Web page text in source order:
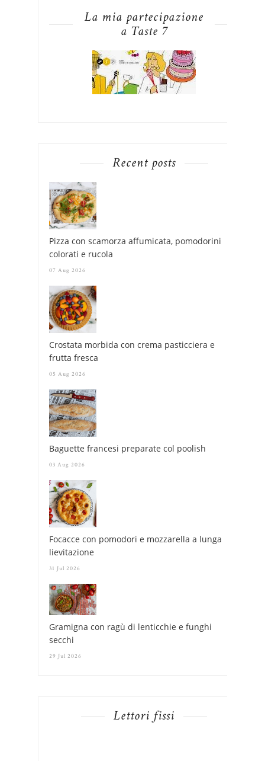
La mia partecipazione
a Taste 7
Recent posts
Pizza con scamorza affumicata, pomodorini
colorati e rucola
07 Aug 2026
Crostata morbida con crema pasticciera e
frutta fresca
05 Aug 2026
Baguette francesi preparate col poolish
03 Aug 2026
Focacce con pomodori e mozzarella a lunga
lievitazione
31 Jul 2026
Gramigna con ragù di lenticchie e funghi
secchi
29 Jul 2026
Lettori fissi